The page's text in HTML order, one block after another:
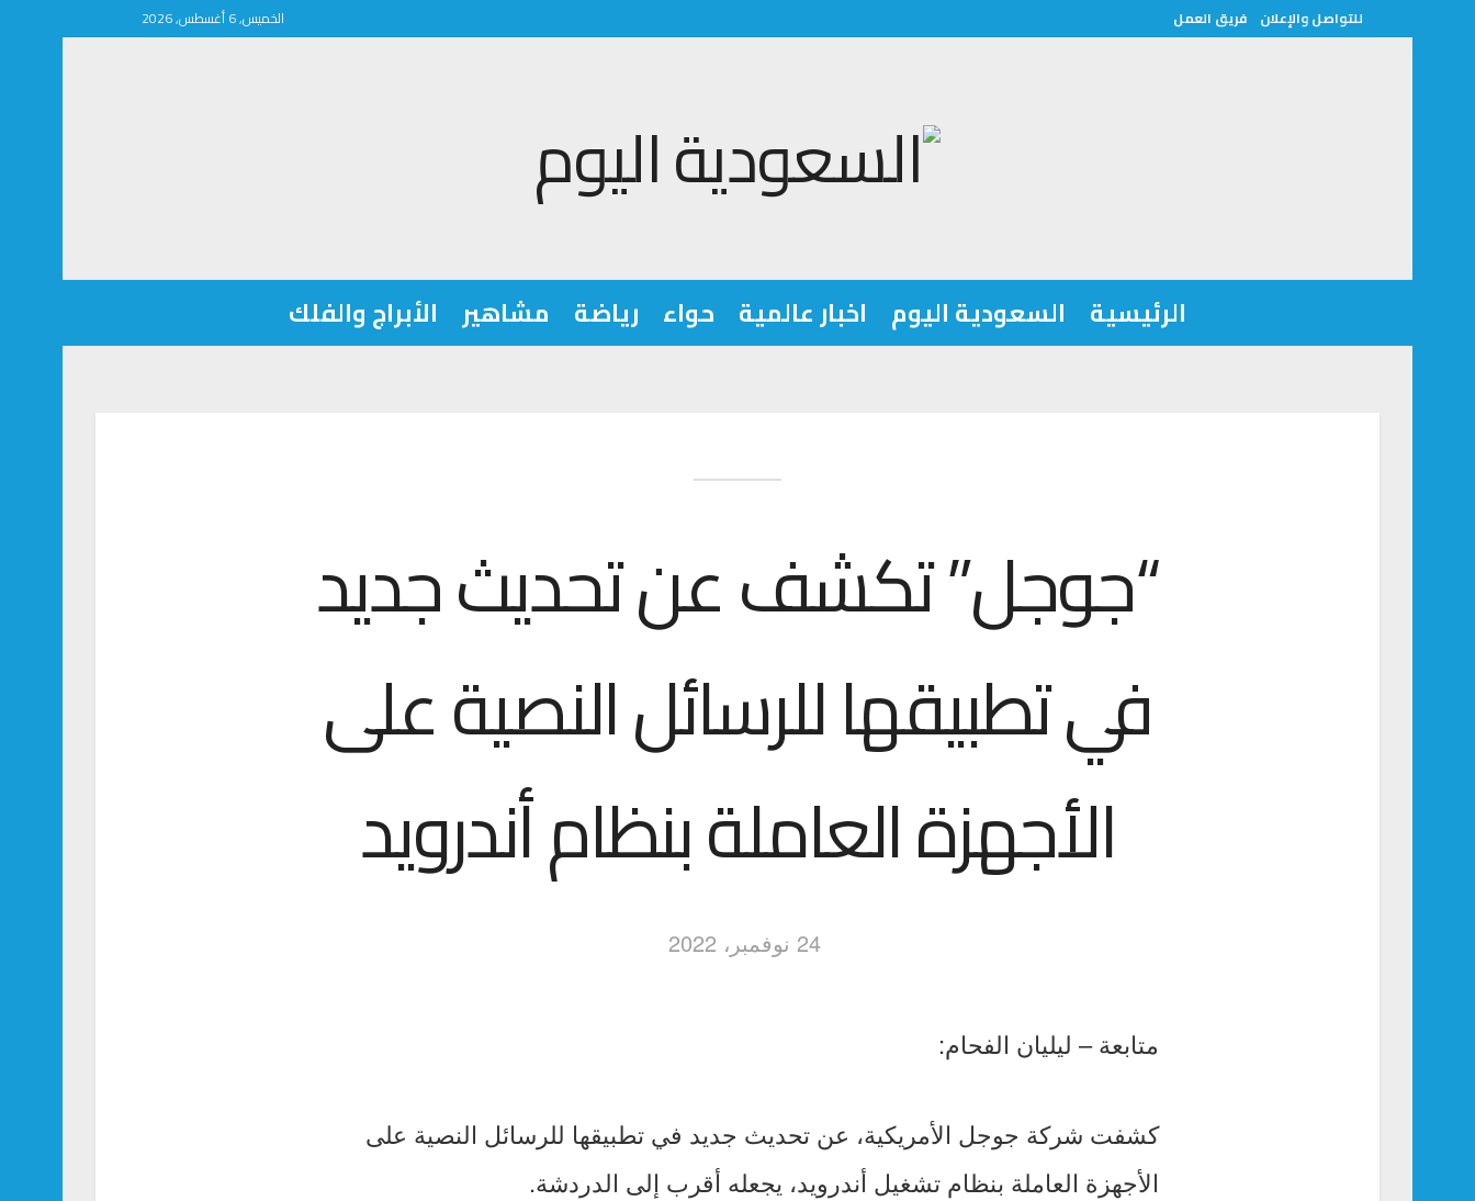
للتواصل والإعلان فريق العمل الخميس, 6 أغسطس, 2026
الرئيسية السعودية اليوم اخبار عالمية حواء رياضة مشاهير الأبراج والفلك
“جوجل” تكشف عن تحديث جديد
في تطبيقها للرسائل النصية على
الأجهزة العاملة بنظام أندرويد
24 نوفمبر، 2022
متابعة – ليليان الفحام:
كشفت شركة جوجل الأمريكية، عن تحديث جديد في تطبيقها للرسائل النصية على
الأجهزة العاملة بنظام تشغيل أندرويد، يجعله أقرب إلى الدردشة.